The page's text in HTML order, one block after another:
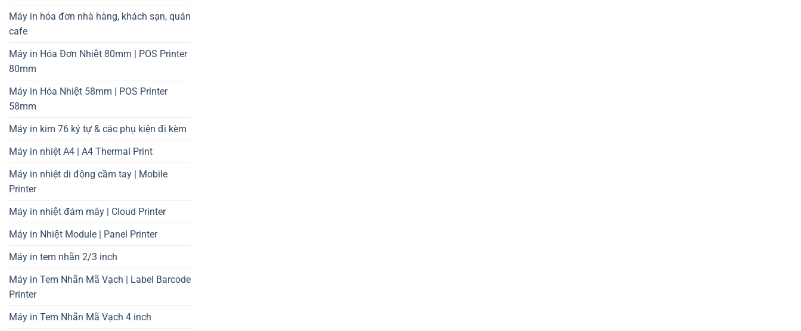
Máy in hóa đơn nhà hàng, khách sạn, quán
cafe
Máy in Hóa Đơn Nhiệt 80mm | POS Printer
80mm
Máy in Hóa Nhiệt 58mm | POS Printer
58mm
Máy in kim 76 ký tự & các phụ kiện đi kèm
Máy in nhiệt A4 | A4 Thermal Print
Máy in nhiệt di động cầm tay | Mobile
Printer
Máy in nhiệt đám mây | Cloud Printer
Máy in Nhiệt Module | Panel Printer
Máy in tem nhãn 2/3 inch
Máy in Tem Nhãn Mã Vạch | Label Barcode
Printer
Máy in Tem Nhãn Mã Vạch 4 inch